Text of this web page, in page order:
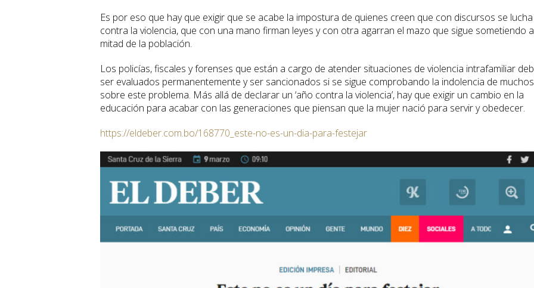
Es por eso que hay que exigir que se acabe la impostura de quienes creen que con discursos se lucha
contra la violencia, que con una mano firman leyes y con otra agarran el mazo que sigue sometiendo
mitad de la población.
Los policías, fiscales y forenses que están a cargo de atender situaciones de violencia intrafamiliar
ser evaluados permanentemente y ser sancionados si se sigue comprobando la indolencia de muchos
sobre este problema. Más allá de declarar un ‘año contra la violencia’, hay que exigir un cambio en la
educación para acabar con las generaciones que piensan que la mujer nació para servir y obedecer.
https://eldeber.com.bo/168770_este-no-es-un-dia-para-festejar